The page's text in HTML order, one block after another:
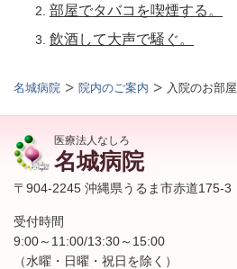
部屋でタバコを喫煙する。
飲酒して大声で騒ぐ。
名城病院 院内のご案内 入院のお部屋
医療法人なしろ
名城病院
〒904-2245 沖縄県うるま市赤道175-3
受付時間
9:00～11:00/13:30～15:00
（水曜・日曜・祝日を除く）